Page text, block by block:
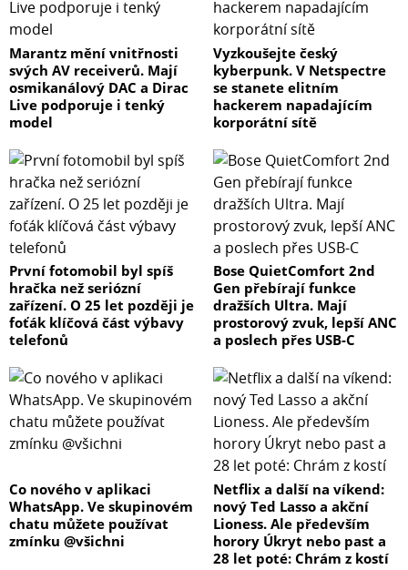
Marantz mění vnitřnosti
svých AV receiverů. Mají
osmikanálový DAC a Dirac
Live podporuje i tenký
model
Vyzkoušejte český
kyberpunk. V Netspectre
se stanete elitním
hackerem napadajícím
korporátní sítě
První fotomobil byl spíš
hračka než seriózní
zařízení. O 25 let později je
foťák klíčová část výbavy
telefonů
Bose QuietComfort 2nd
Gen přebírají funkce
dražších Ultra. Mají
prostorový zvuk, lepší ANC
a poslech přes USB-C
Co nového v aplikaci
WhatsApp. Ve skupinovém
chatu můžete používat
zmínku @všichni
Netflix a další na víkend:
nový Ted Lasso a akční
Lioness. Ale především
horory Úkryt nebo past a
28 let poté: Chrám z kostí